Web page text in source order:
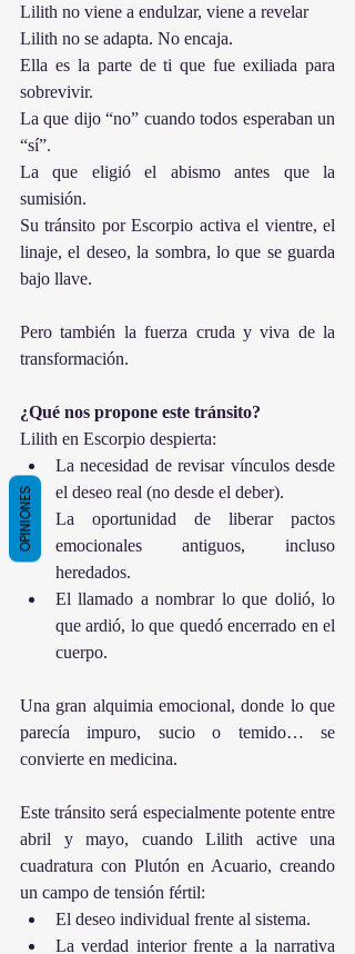
Lilith no viene a endulzar, viene a revelar
Lilith no se adapta. No encaja.
Ella es la parte de ti que fue exiliada para
sobrevivir.
La que dijo “no” cuando todos esperaban un
“sí”.
La que eligió el abismo antes que la
sumisión.
Su tránsito por Escorpio activa el vientre, el
linaje, el deseo, la sombra, lo que se guarda
bajo llave.
Pero también la fuerza cruda y viva de la
transformación.
¿Qué nos propone este tránsito?
Lilith en Escorpio despierta:
La necesidad de revisar vínculos desde
el deseo real (no desde el deber).
La oportunidad de liberar pactos
emocionales antiguos, incluso
heredados.
El llamado a nombrar lo que dolió, lo
que ardió, lo que quedó encerrado en el
cuerpo.
Una gran alquimia emocional, donde lo que
parecía impuro, sucio o temido… se
convierte en medicina.
Este tránsito será especialmente potente entre
abril y mayo, cuando Lilith active una
cuadratura con Plutón en Acuario, creando
un campo de tensión fértil:
El deseo individual frente al sistema.
La verdad interior frente a la narrativa
OPINIONES